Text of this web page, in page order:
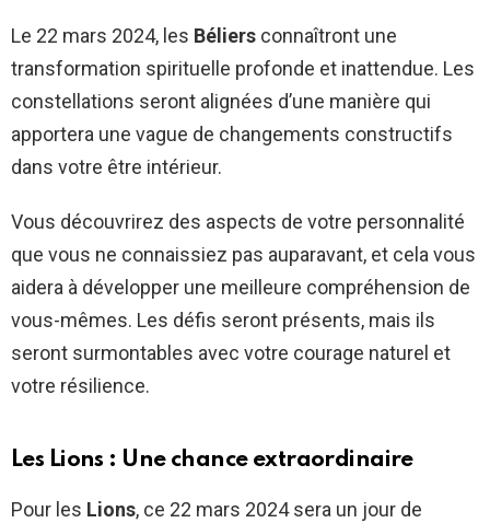
Le 22 mars 2024, les Béliers connaîtront une
transformation spirituelle profonde et inattendue. Les
constellations seront alignées d’une manière qui
apportera une vague de changements constructifs
dans votre être intérieur.
Vous découvrirez des aspects de votre personnalité
que vous ne connaissiez pas auparavant, et cela vous
aidera à développer une meilleure compréhension de
vous-mêmes. Les défis seront présents, mais ils
seront surmontables avec votre courage naturel et
votre résilience.
Les Lions : Une chance extraordinaire
Pour les Lions, ce 22 mars 2024 sera un jour de